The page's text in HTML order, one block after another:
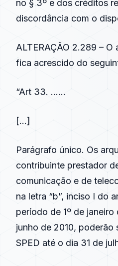
no § 3º e dos créditos
discordância com o
ALTERAÇÃO 2.289 – O
fica acrescido do
“Art 33. ……
[…]
Parágrafo único. Os
contribuinte prestador
comunicação e de
na letra “b”, inciso I do
período de 1º de
junho de 2010, poderão
SPED até o dia 31 de